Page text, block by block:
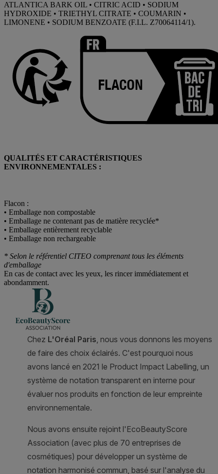
ATLANTICA BARK OIL • CITRIC ACID • SODIUM
HYDROXIDE • TRIETHYL CITRATE • COUMARIN •
LIMONENE • SODIUM BENZOATE (F.I.L. Z70064114/1).
QUALITÉS ET CARACTÉRISTIQUES
ENVIRONNEMENTALES :
Flacon :
• Emballage non compostable
• Emballage ne contenant pas de matière recyclée*
• Emballage entièrement recyclable
• Emballage non rechargeable
* Selon le référentiel CITEO comprenant tous les éléments
d'emballage
En cas de contact avec les yeux, les rincer immédiatement et
abondamment.